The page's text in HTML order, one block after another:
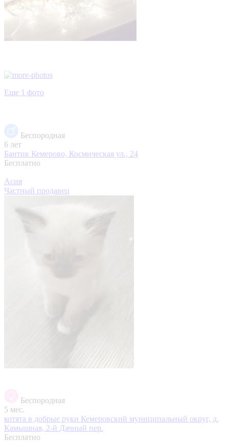
Еще 1 фото
Беспородная
6 лет
Бантик Кемерово, Космическая ул., 24
Бесплатно
Асия
Частный продавец
Беспородная
5 мес.
котята в добрые руки Кемеровский муниципальный округ, д.
Камышная, 2-й Дачный пер.
Бесплатно